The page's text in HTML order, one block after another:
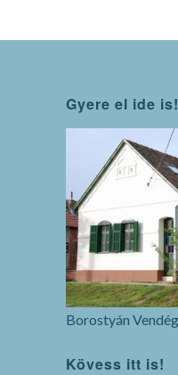
Gyere el ide is!
Borostyán
Kövess itt is!